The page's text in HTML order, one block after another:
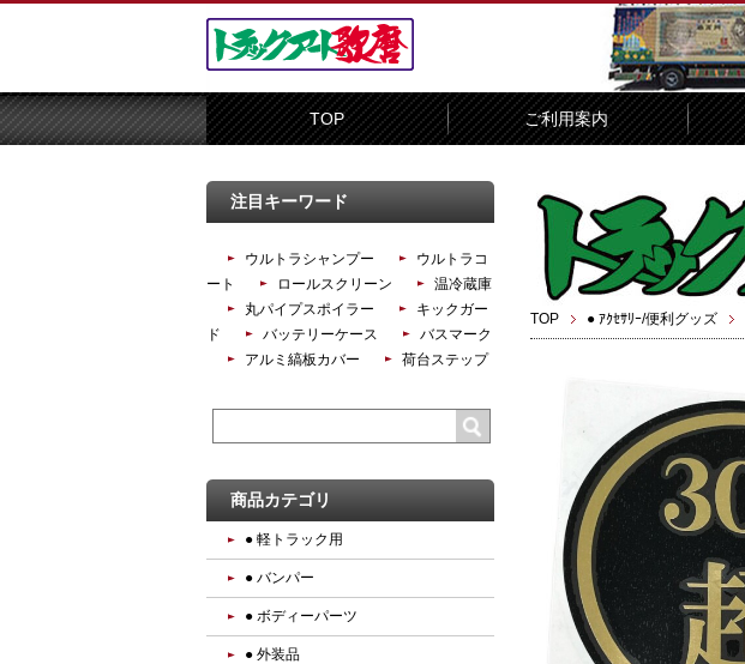
TOP ご利用案内
TOP ● ｱｸｾｻﾘｰ/便利グッズ
注目キーワード
ウルトラシャンプー
ウルトラコ
ート
ロールスクリーン
温冷蔵庫
丸パイプスポイラー
キックガー
ド
バッテリーケース
バスマーク
アルミ縞板カバー
荷台ステップ
商品カテゴリ
● 軽トラック用
● バンパー
● ボディーパーツ
● 外装品